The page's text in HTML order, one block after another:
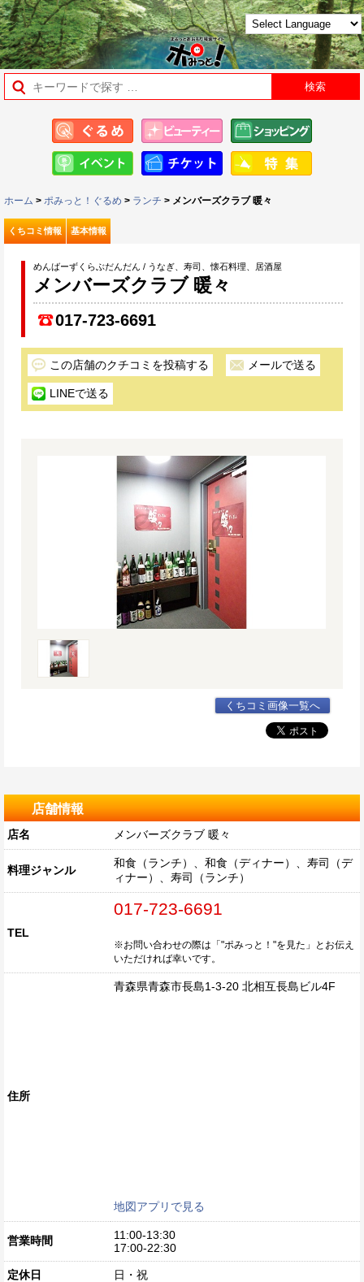
ホーム > ポみっと！ぐるめ > ランチ > メンバーズクラブ 暖々
くちコミ情報 基本情報
めんばーずくらぶだんだん / うなぎ、寿司、懐石料理、居酒屋
メンバーズクラブ 暖々
017-723-6691
この店舗のクチコミを投稿する メールで送る
LINEで送る
くちコミ画像一覧へ
店舗情報
店名 メンバーズクラブ 暖々
料理ジャンル
和食（ランチ）、和食（ディナー）、寿司（デ
ィナー）、寿司（ランチ）
TEL
017-723-6691
※お問い合わせの際は「"ポみっと！"を見た」とお伝え
いただければ幸いです。
住所
青森県青森市長島1-3-20 北相互長島ビル4F
地図アプリで見る
営業時間
11:00-13:30
17:00-22:30
定休日 日・祝